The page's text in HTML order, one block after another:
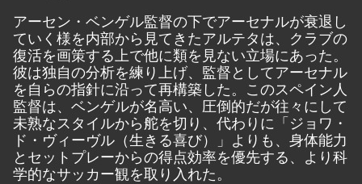
アーセン・ベンゲル監督の下でアーセナルが衰退し
ていく様を内部から見てきたアルテタは、クラブの
復活を画策する上で他に類を見ない立場にあった。
彼は独自の分析を練り上げ、監督としてアーセナル
を自らの指針に沿って再構築した。このスペイン人
監督は、ベンゲルが名高い、圧倒的だが往々にして
未熟なスタイルから舵を切り、代わりに「ジョワ・
ド・ヴィーヴル（生きる喜び）」よりも、身体能力
とセットプレーからの得点効率を優先する、より科
学的なサッカー観を取り入れた。